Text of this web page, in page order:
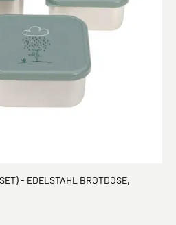
- EDELSTAHL BROTDOSE,